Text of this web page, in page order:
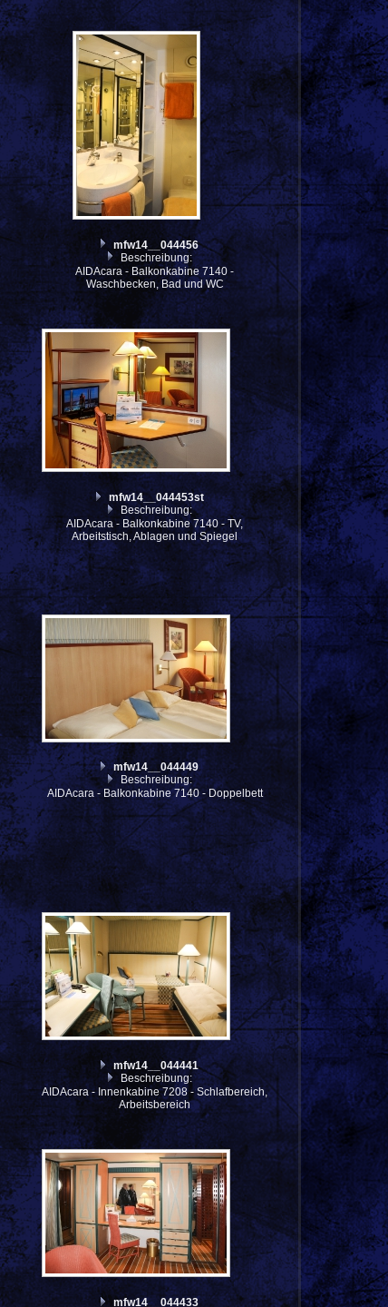
mfw14__044456
Beschreibung:
AIDAcara - Balkonkabine 7140 -
Waschbecken, Bad und WC
mfw14__044453st
Beschreibung:
AIDAcara - Balkonkabine 7140 - TV,
Arbeitstisch, Ablagen und Spiegel
mfw14__044449
Beschreibung:
AIDAcara - Balkonkabine 7140 - Doppelbett
mfw14__044441
Beschreibung:
AIDAcara - Innenkabine 7208 - Schlafbereich,
Arbeitsbereich
mfw14__044433